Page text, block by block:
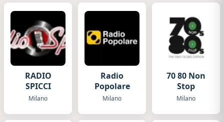
RADIO
SPICCI
Milano
Radio
Popolare
Milano
70 80 Non
Stop
Milano